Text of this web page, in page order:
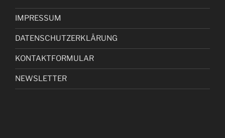
IMPRESSUM
DATENSCHUTZERKLÄRUNG
KONTAKTFORMULAR
NEWSLETTER